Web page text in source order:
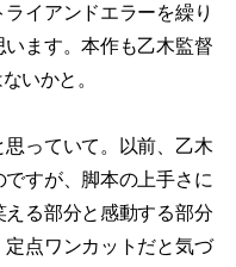
イアンドエラーを繰り
ます。本作も乙木監督
いかと。
っていて。以前、乙木
すが、脚本の上手さに
る部分と感動する部分
点ワンカットだと気づ